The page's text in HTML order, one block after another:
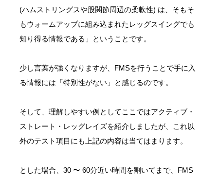
(ハムストリングスや股関節周辺の柔軟性) は、そもそ
もウォームアップに組み込まれたレッグスイングでも
知り得る情報である」ということです。
少し言葉が強くなりますが、FMSを行うことで手に入
る情報には「特別性がない」と感じるのです。
そして、理解しやすい例としてここではアクティブ・
ストレート・レッグレイズを紹介しましたが、これ以
外のテスト項目にも上記の内容は当てはまります。
とした場合、30 〜 60分近い時間を割いてまで、FMS